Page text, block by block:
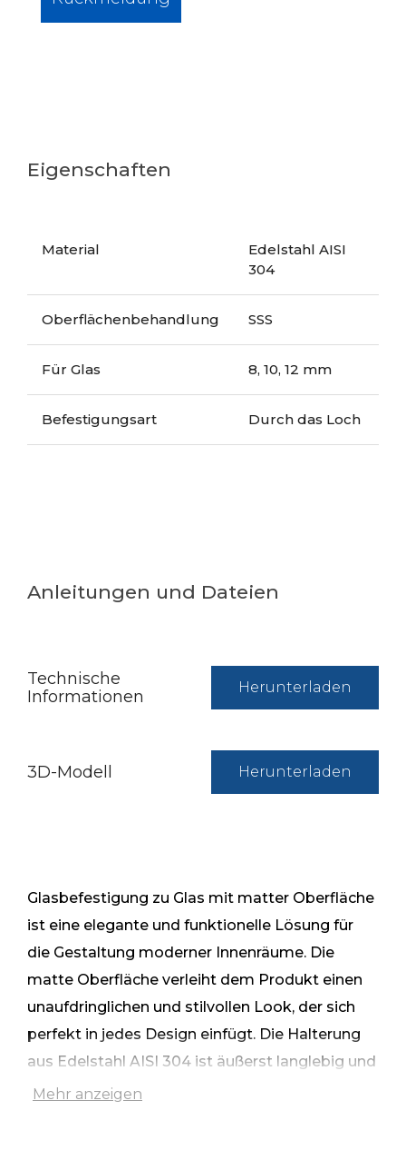
Eigenschaften
Material
Edelstahl AISI
304
Oberflächenbehandlung SSS
Für Glas 8, 10, 12 mm
Befestigungsart Durch das Loch
Anleitungen und Dateien
Technische
Informationen
Herunterladen
3D-Modell Herunterladen
Glasbefestigung zu Glas mit matter Oberfläche
ist eine elegante und funktionelle Lösung für
die Gestaltung moderner Innenräume. Die
matte Oberfläche verleiht dem Produkt einen
unaufdringlichen und stilvollen Look, der sich
perfekt in jedes Design einfügt. Die Halterung
aus Edelstahl AISI 304 ist äußerst langlebig und
korrosionsbeständig und damit eine gute Wahl
Mehr anzeigen